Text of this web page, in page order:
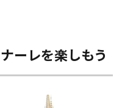
ーレを楽しもう